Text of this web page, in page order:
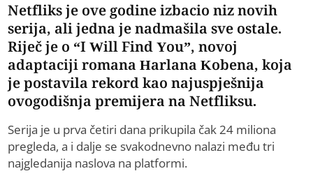
Netfliks je ove godine izbacio niz novih
serija, ali jedna je nadmašila sve ostale.
Riječ je o “I Will Find You”, novoj
adaptaciji romana Harlana Kobena, koja
je postavila rekord kao najuspješnija
ovogodišnja premijera na Netfliksu.
Serija je u prva četiri dana prikupila čak 24 miliona
pregleda, a i dalje se svakodnevno nalazi među tri
najgledanija naslova na platformi.